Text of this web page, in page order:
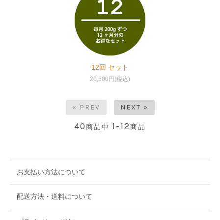
12回 セット
20,500円(税込)
« PREV NEXT »
40商品中 1-12商品
お支払い方法について
配送方法・送料について